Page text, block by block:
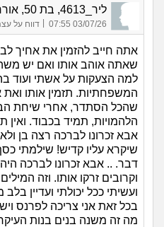
ליר_4613, בת 50, אורחת
03/07/26 07:55
| דווח על
אתה חייב להזמין את אחיך
שאתה אוהב אותו ואם יש
למה הצעקות על אשתי ועוד
המשפחתיות. תזמין אותו
שהכל הסתדר, אחרי שיחת
הלהמויות, תמיד בכבוד. ואין
אבא זכרונו לברכה רצה בן
שיקרא עליו קדיש! שילמתי
דבר. .. אבא זכרונו לברכה
וקרובים זרקו אותו. וזה
ועשיתי ככל יכולתי ועדיין
בכל זאת אני צריכה לפרנס
מה זה משנה בנים בנות